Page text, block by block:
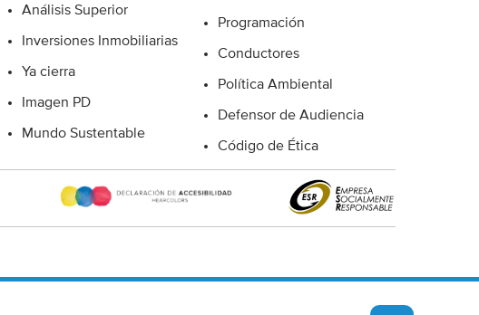
Análisis Superior
Inversiones Inmobiliarias
Ya cierra
Imagen PD
Mundo Sustentable
Programación
Conductores
Política Ambiental
Defensor de Audiencia
Código de Ética